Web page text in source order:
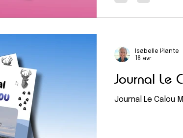
Journal Le
Journal Le Calou
Isabelle Plante
16 avr.